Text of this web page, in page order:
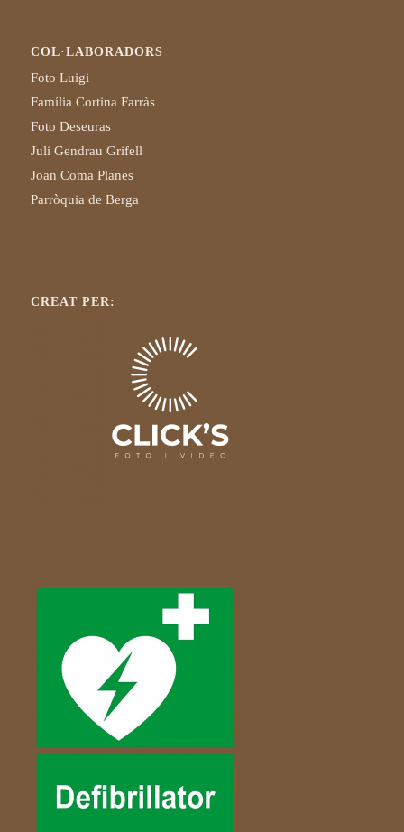
COL·LABORADORS
Foto Luigi
Família Cortina Farràs
Foto Deseuras
Juli Gendrau Grifell
Joan Coma Planes
Parròquia de Berga
CREAT PER: